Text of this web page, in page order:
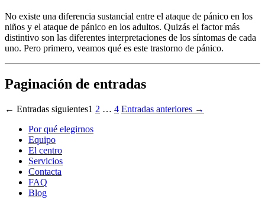
No existe una diferencia sustancial entre el ataque de pánico en los
niños y el ataque de pánico en los adultos. Quizás el factor más
distintivo son las diferentes interpretaciones de los síntomas de cada
uno. Pero primero, veamos qué es este trastorno de pánico.
Paginación de entradas
← Entradas siguientes1 2 … 4 Entradas anteriores →
Por qué elegirnos
Equipo
El centro
Servicios
Contacta
FAQ
Blog